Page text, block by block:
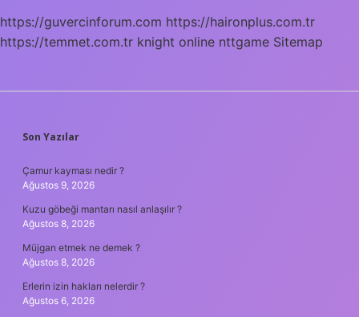
https://guvercinforum.com https://haironplus.com.tr
https://temmet.com.tr knight online nttgame Sitemap
SIDEBAR
Son Yazılar
Çamur kayması nedir ?
Ağustos 9, 2026
Kuzu göbeği mantarı nasıl anlaşılır ?
Ağustos 8, 2026
Müjgan etmek ne demek ?
Ağustos 8, 2026
Erlerin izin hakları nelerdir ?
Ağustos 6, 2026